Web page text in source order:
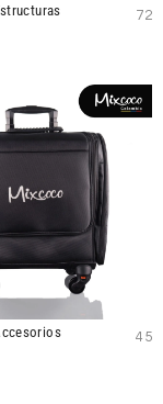
72
45